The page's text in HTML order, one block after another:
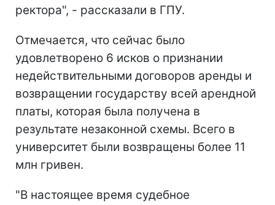
ректора", - рассказали в ГПУ.
Отмечается, что сейчас было
удовлетворено 6 исков о признании
недействительными договоров аренды и
возвращении государству всей арендной
платы, которая была получена в
результате незаконной схемы. Всего в
университет были возвращены более 11
млн гривен.
"В настоящее время судебное